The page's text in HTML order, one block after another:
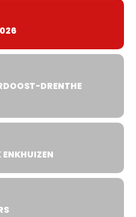
DRENTHE
ENKHUIZEN